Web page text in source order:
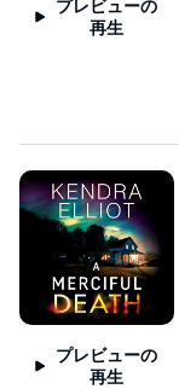
プレビューの
再生
プレビューの
再生